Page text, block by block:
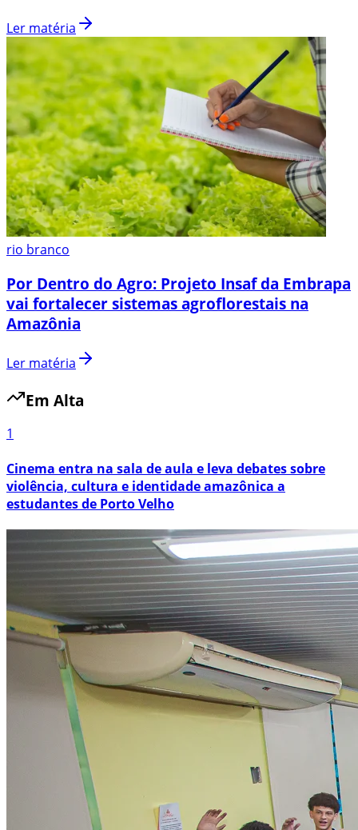
Ler matéria
rio branco
Por Dentro do Agro: Projeto Insaf da Embrapa
vai fortalecer sistemas agroflorestais na
Amazônia
Ler matéria
Em Alta
1
Cinema entra na sala de aula e leva debates sobre
violência, cultura e identidade amazônica a
estudantes de Porto Velho